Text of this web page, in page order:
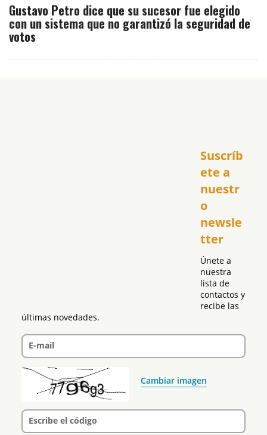
Gustavo Petro dice que su sucesor fue elegido
con un sistema que no garantizó la seguridad de
votos
Suscríb
ete a
nuestr
o
newsle
tter
Únete a
nuestra
lista de
contactos y
recibe las
últimas novedades.
E-mail
Cambiar imagen
Escribe el código